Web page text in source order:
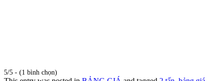
5/5 - (1 bình chọn)